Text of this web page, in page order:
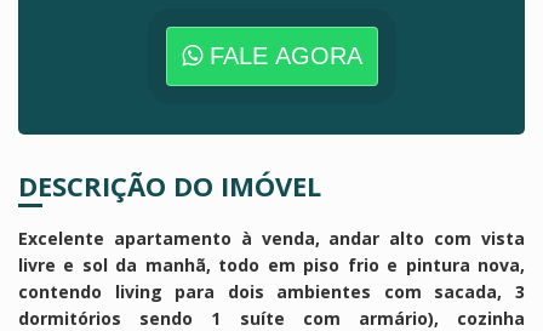
FALE AGORA
DESCRIÇÃO DO IMÓVEL
Excelente apartamento à venda, andar alto com vista
livre e sol da manhã, todo em piso frio e pintura nova,
contendo living para dois ambientes com sacada, 3
dormitórios sendo 1 suíte com armário), cozinha